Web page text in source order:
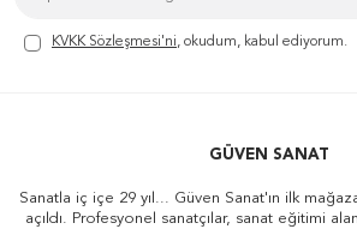
KVKK Sözleşmesi'ni, okudum, kabul ediyorum.
GÜVEN SANAT
Sanatla iç içe 29 yıl... Güven Sanat'ın ilk
açıldı. Profesyonel sanatçılar, sanat eğitimi